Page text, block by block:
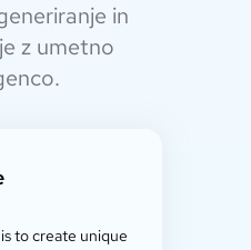
in
z umetno
to create unique